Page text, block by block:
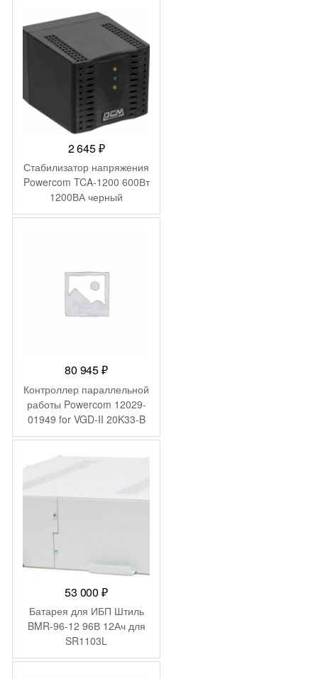
2 645₽
Стабилизатор напряжения
Powercom TCA-1200 600Вт
1200ВА черный
80 945₽
Контроллер параллельной
работы Powercom 12029-
01949 for VGD-II 20K33-B
Hot swap battery
53 000₽
Батарея для ИБП Штиль
BMR-96-12 96В 12Ач для
SR1103L